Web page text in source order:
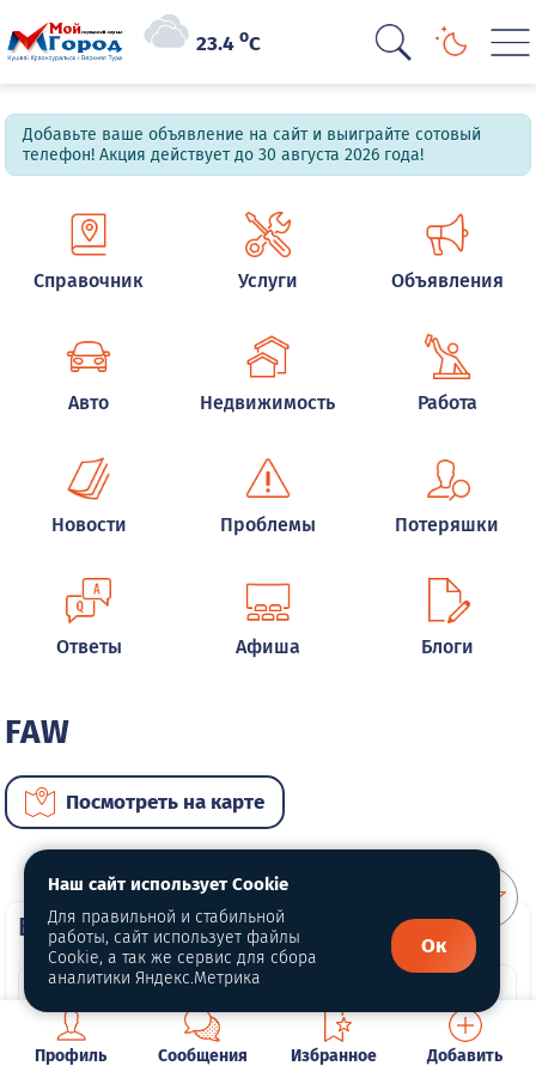
23.4oC
Добавьте ваше объявление на сайт и выиграйте сотовый
телефон! Акция действует до 30 августа 2026 года!
Справочник Услуги Объявления
Авто Недвижимость Работа
Новости Проблемы Потеряшки
Ответы Афиша Блоги
FAW
Посмотреть на карте
ВИП автомобили
Профиль Сообщения Избранное Добавить
Наш сайт использует Cookie
Для правильной и стабильной
работы, сайт использует файлы
Cookie, а так же сервис для сбора
аналитики Яндекс.Метрика
Ок